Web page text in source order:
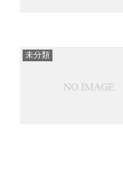
未分類